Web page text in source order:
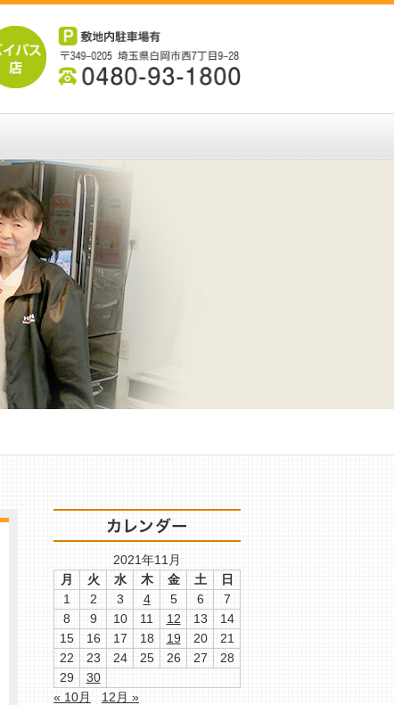
2021年11月
月
火 水 木 金 土
日
1
2 3 4 5 6
7
8
9 10 11 12 13
14
15
16 17 18 19 20
21
22
23 24 25 26 27
28
29
30
« 10月
12月 »